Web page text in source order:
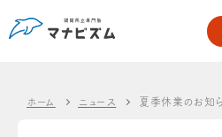
ホーム ニュース 夏季休業のお知